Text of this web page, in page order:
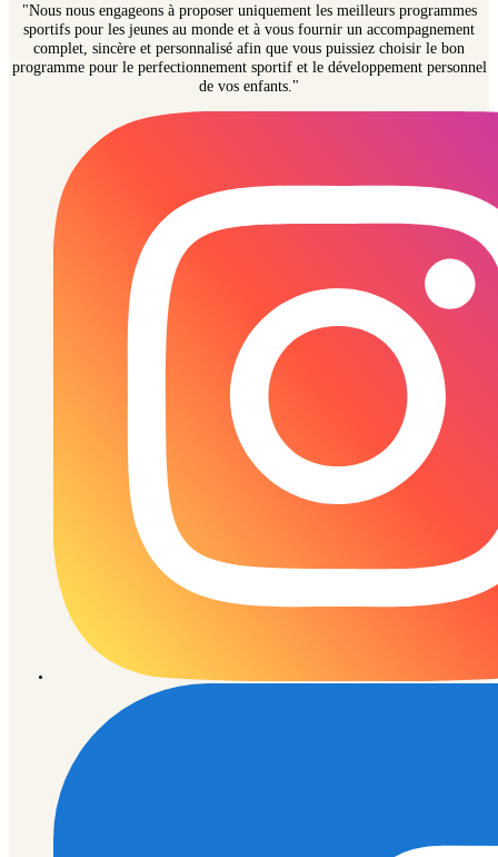
"Nous nous engageons à proposer uniquement les meilleurs programmes
sportifs pour les jeunes au monde et à vous fournir un accompagnement
complet, sincère et personnalisé afin que vous puissiez choisir le bon
programme pour le perfectionnement sportif et le développement personnel
de vos enfants."